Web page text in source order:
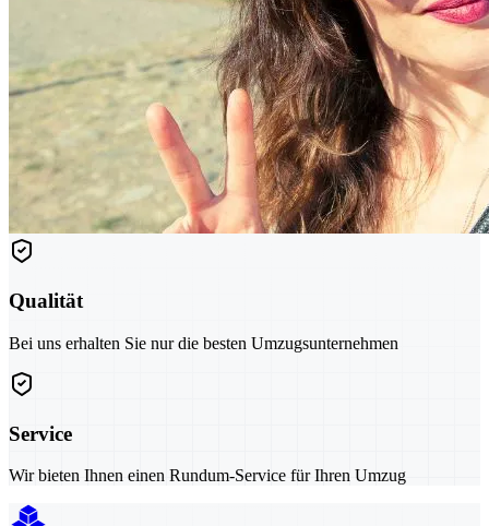
Qualität
Bei uns erhalten Sie nur die besten Umzugsunternehmen
Service
Wir bieten Ihnen einen Rundum-Service für Ihren Umzug